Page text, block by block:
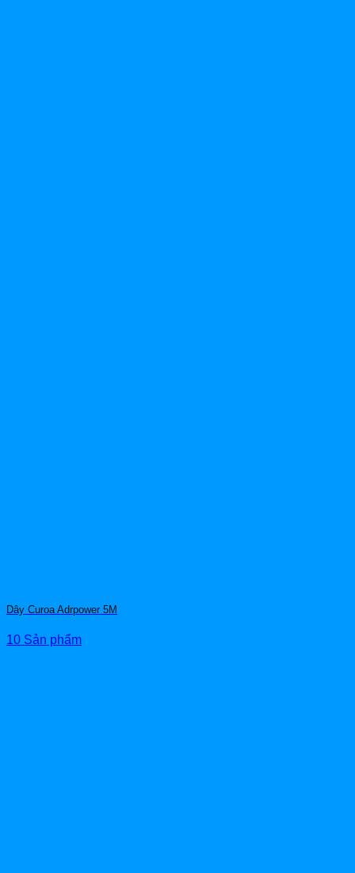
Dây Curoa Adrpower 5M
10 Sản phẩm